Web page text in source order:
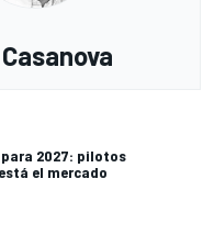
para 2027: pilotos
el mercado